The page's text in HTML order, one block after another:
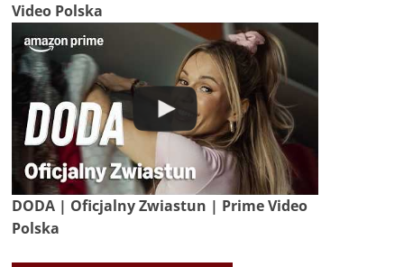
Video Polska
DODA | Oficjalny Zwiastun | Prime Video
Polska